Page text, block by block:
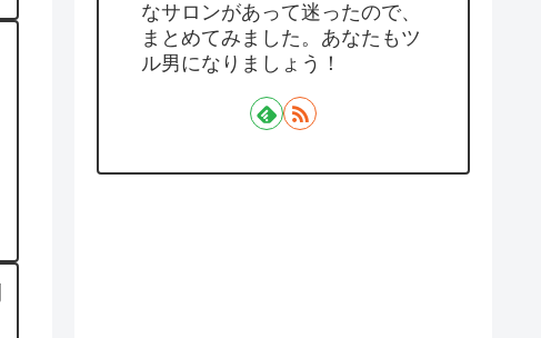
なサロンがあって迷ったので、
まとめてみました。あなたもツ
ル男になりましょう！